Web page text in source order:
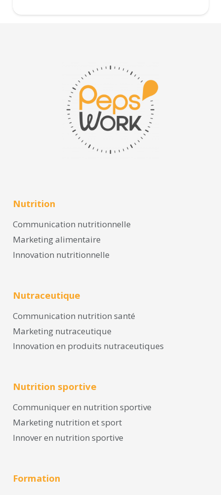
Nutrition
Communication nutritionnelle
Marketing alimentaire
Innovation nutritionnelle
Nutraceutique
Communication nutrition santé
Marketing nutraceutique
Innovation en produits nutraceutiques
Nutrition sportive
Communiquer en nutrition sportive
Marketing nutrition et sport
Innover en nutrition sportive
Formation